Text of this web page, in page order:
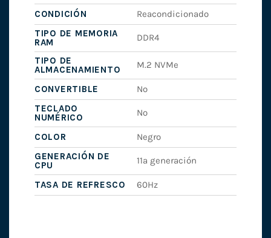
CONDICIÓN
Reacondicionado
TIPO DE MEMORIA
RAM
DDR4
TIPO DE
ALMACENAMIENTO
M.2 NVMe
CONVERTIBLE
No
TECLADO
NUMÉRICO
No
COLOR
Negro
GENERACIÓN DE
CPU
11ª generación
TASA DE REFRESCO 60Hz